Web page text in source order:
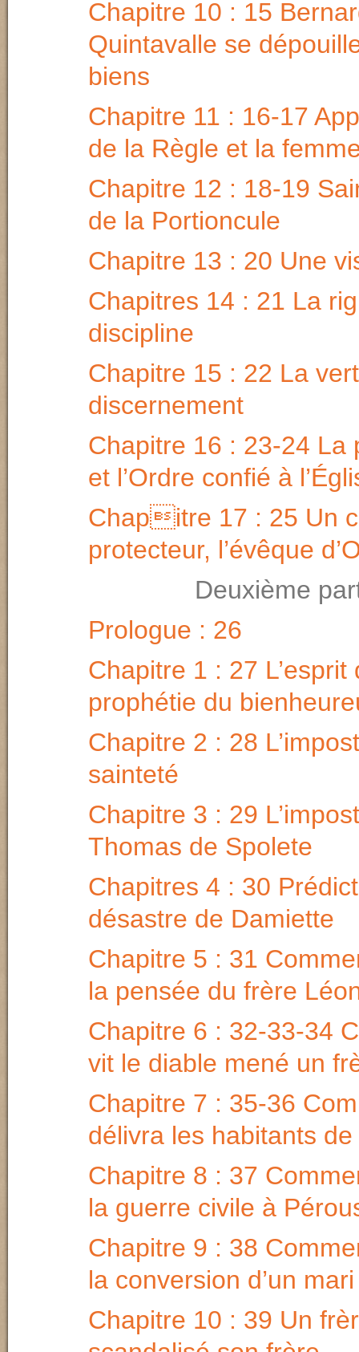
Chapitre 10 : 15
Quintavalle se
biens
Chapitre 11 : 16-17
de la Règle et la
Chapitre 12 : 18-19
de la Portioncule
Chapitre 13 : 20 Une
Chapitres 14 : 21 La
discipline
Chapitre 15 : 22 La
discernement
Chapitre 16 : 23-24 La
et l’Ordre confié à
Chapitre 17 : 25 Un
protecteur, l’évêque
Deuxième
Prologue : 26
Chapitre 1 : 27 L’esprit
prophétie du
Chapitre 2 : 28
sainteté
Chapitre 3 : 29
Thomas de Spolete
Chapitres 4 : 30
désastre de Damiette
Chapitre 5 : 31
la pensée du frère
Chapitre 6 : 32-33-34
vit le diable mené un
Chapitre 7 : 35-36
délivra les habitants
Chapitre 8 : 37
la guerre civile à
Chapitre 9 : 38
la conversion d’un mari
Chapitre 10 : 39 Un